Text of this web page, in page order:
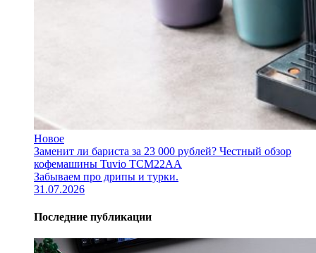
Новое
Заменит ли бариста за 23 000 рублей? Честный обзор
кофемашины Tuvio TCM22AA
Забываем про дрипы и турки.
31.07.2026
Последние публикации